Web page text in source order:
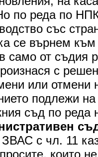
по реда по
със
се върнем
само от съдия
с
или отмени
подлежи
съд по реда
с чл. 11
които